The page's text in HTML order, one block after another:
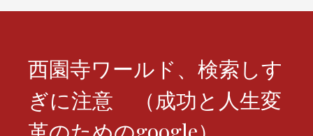
西園寺ワールド、検索しす
ぎに注意 （成功と人生変